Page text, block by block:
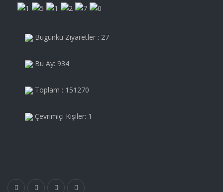
Bugünkü Ziyaretler : 27
Bu Ay: 934
Toplam : 151270
Çevrimiçi Kişiler: 1